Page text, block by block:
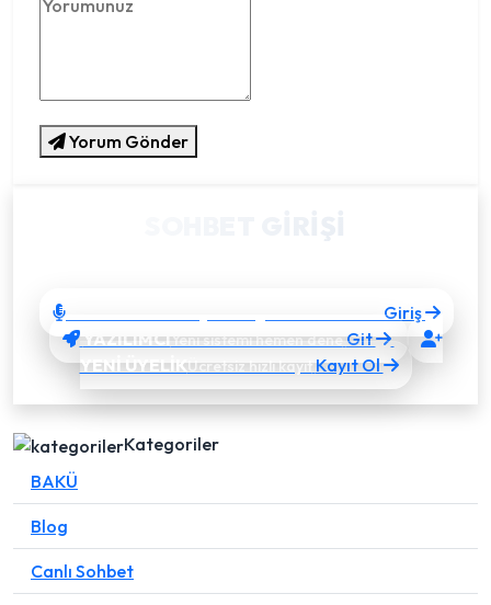
Yorum Gönder
Giriş
YAZILIMCIYeni sistemi hemen deneGit
YENİ ÜYELİKÜcretsiz hızlı kayıtKayıt Ol
Kategoriler
BAKÜ
Blog
Canlı Sohbet